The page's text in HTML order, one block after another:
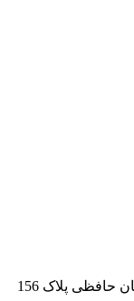
پلاک 156